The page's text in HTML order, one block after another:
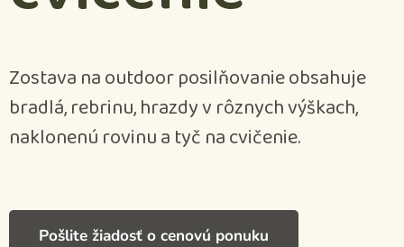
Zostava na outdoor posilňovanie obsahuje
bradlá, rebrinu, hrazdy v rôznych výškach,
naklonenú rovinu a tyč na cvičenie.
Pošlite žiadosť o cenovú ponuku